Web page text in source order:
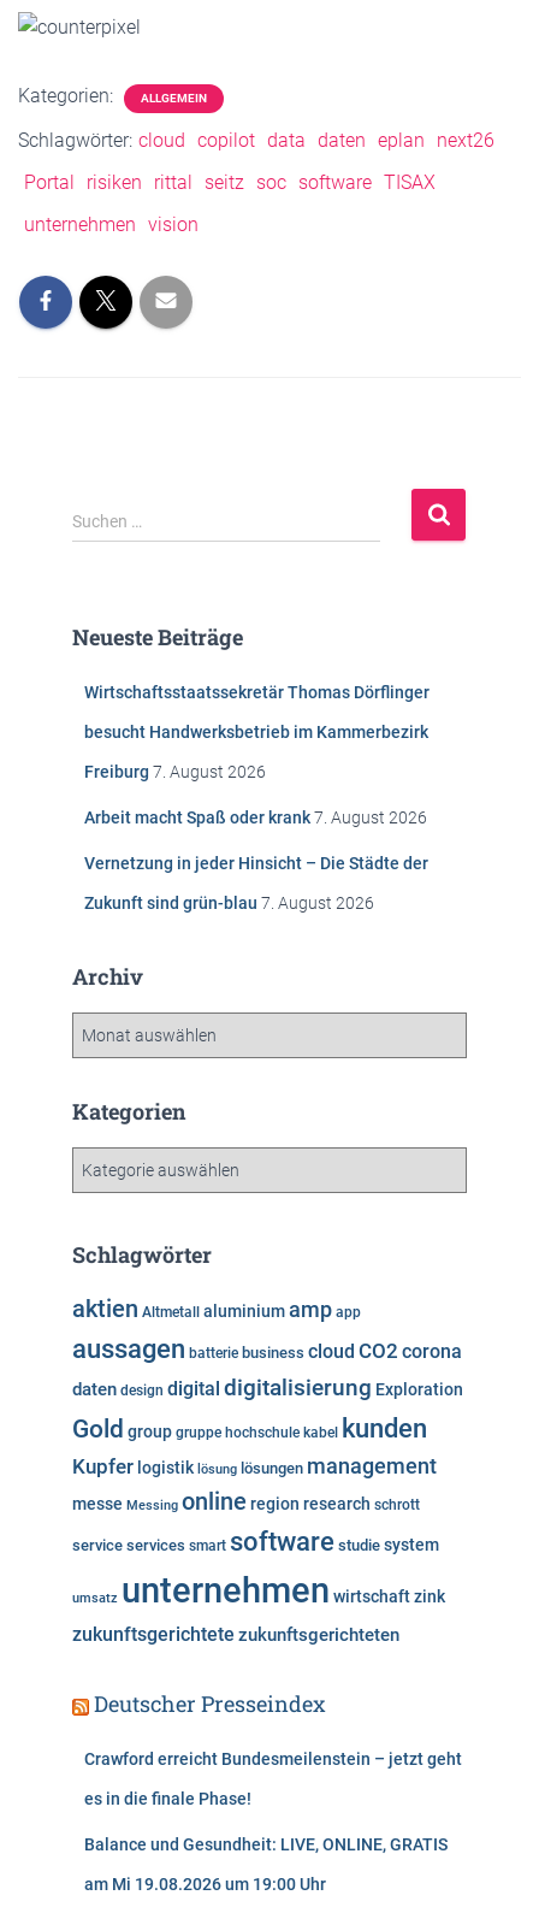
Kategorien: ALLGEMEIN
Schlagwörter: cloud copilot data daten eplan
next26
Portal
risiken rittal seitz soc software TISAX
unternehmen vision
S
u
n
Suchen …
Neueste Beiträge
Wirtschaftsstaatssekretär Thomas Dörflinger
besucht Handwerksbetrieb im Kammerbezirk
Freiburg 7. August 2026
Arbeit macht Spaß oder krank7. August 2026
Vernetzung in jeder Hinsicht – Die Städte der
Zukunft sind grün-blau 7. August 2026
Archiv
h
Kategorien
g
r
i
n
Schlagwörter
aktien Altmetall aluminiumamp app
aussagen batterie business cloud CO2 corona
daten design digital digitalisierung Exploration
Gold group gruppe hochschule kabel kunden
Kupfer logistik lösung lösungen management
messe Messing online region research schrott
service services smart software studie system
umsatz unternehmen wirtschaftzink
zukunftsgerichtete zukunftsgerichteten
Deutscher Presseindex
Crawford erreicht Bundesmeilenstein – jetzt geht
es in die finale Phase!
Balance und Gesundheit: LIVE, ONLINE, GRATIS
am Mi 19.08.2026 um 19:00 Uhr